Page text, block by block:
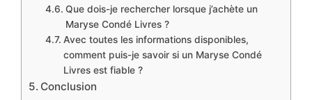
Que dois-je rechercher lorsque j’achète un
Maryse Condé Livres ?
Avec toutes les informations disponibles,
comment puis-je savoir si un Maryse Condé
Livres est fiable ?
Conclusion